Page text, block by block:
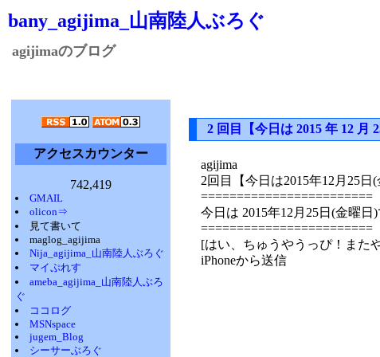
bany_agijima_山南陸人ぶろぐ
agijimaのブログ
アクセスカウンター
742,419
GMAIL
olicon⇒
見て書いて
maglog_agijima
Nija_agijima_山南陸人ぶろぐ
マイぷれす
ameba_agijima_山南陸人ぶろ
ぐ
ココログ
MSNspace
jugem_Blog
シーサーぶろぐ
2 回目【今日は 2015 年 12 月
agijima
2回目【今日は2015年12月25
========================
今日は 2015年12月25日(金曜
========================
[はい、ちゅうやうっぴ！また
iPhoneから送信